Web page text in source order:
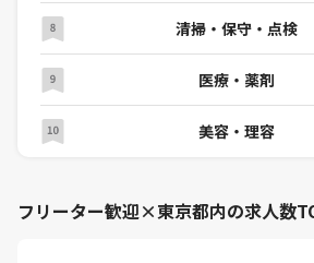
清掃・保守・点検
医療・薬剤
美容・理容
フリーター歓迎×東京都内の求人数